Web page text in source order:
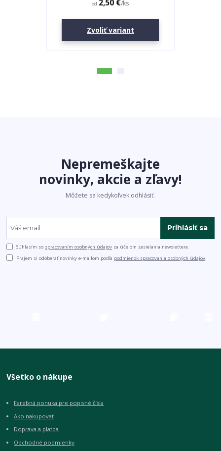
od 2,50 €/ks
Zvoliť variant
Nepremeškajte
novinky, akcie a zľavy!
Môžete sa kedykoľvek odhlásiť.
Prihlásiť sa
Súhlasím so spracovaním osobných údajov za účelom zasielania newslettera.
Prajem si odoberať novinky e-mailom podľa podmienok spracovania osobných údajov.
Všetko o nákupe
Farebná ponuka pre popisné čísla
Ako nakupovať
Doprava a platba
Obchodné podmienky